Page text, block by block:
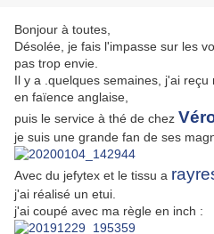
Bonjour à toutes,
Désolée, je fais l'impasse sur les
pas trop envie.
Il y a .quelques semaines, j'ai
en faïence anglaise,
puis le service à thé de chez
je suis une grande fan de ses
Avec du jefytex et le tissu a
j'ai réalisé un etui.
j'ai coupé avec ma règle en inch :